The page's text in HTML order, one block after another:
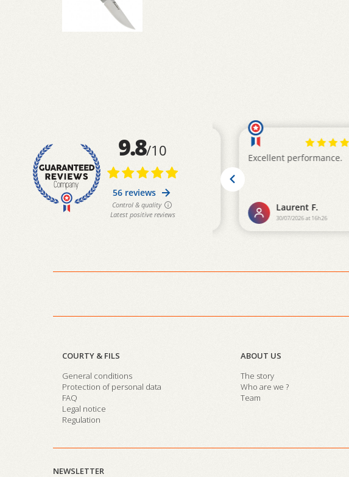
COURTY & FILS
General conditions
Protection of personal data
FAQ
Legal notice
Regulation
ABOUT US
The story
Who are we ?
Team
NEWSLETTER